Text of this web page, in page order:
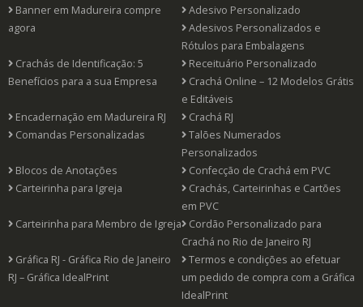
Banner em Madureira compre
agora
Adesivo Personalizado
Adesivos Personalizados e
Rótulos para Embalagens
Crachás de Identificação: 5
Benefícios para a sua Empresa
Receituário Personalizado
Crachá Online – 12 Modelos Grátis
e Editáveis
Encadernação em Madureira RJ
Crachá RJ
Comandas Personalizadas
Talões Numerados
Personalizados
Blocos de Anotações
Confecção de Crachá em PVC
Carteirinha para Igreja
Crachás, Carteirinhas e Cartões
em PVC
Carteirinha para Membro de Igreja
Cordão Personalizado para
Crachá no Rio de Janeiro RJ
Gráfica RJ - Gráfica Rio de Janeiro
RJ – Gráfica IdealPrint
Termos e condições ao efetuar
um pedido de compra com a Gráfica
IdealPrint